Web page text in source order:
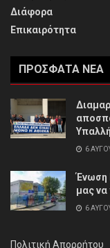
Διάφορα
Επικαιρότητα
ΠΡΌΣΦΑΤΑ ΝΈΑ
6
Ένωση
μας να
6
Πολιτική Απορρήτου